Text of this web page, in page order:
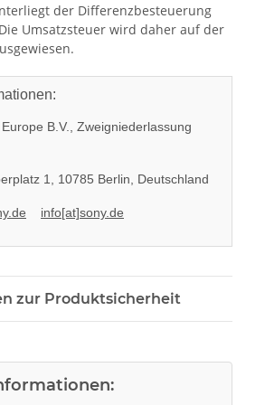
der Differenzbesteuerung
Umsatzsteuer wird daher auf der
B.V., Zweigniederlassung
1, 10785 Berlin, Deutschland
info[at]sony.de
zur Produktsicherheit